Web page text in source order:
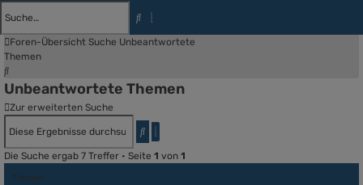
SucheSuche
Foren-Übersicht Suche Unbeantwortete
Themen
Suche
Unbeantwortete Themen
Zur erweiterten Suche
Suche
Erweiterte
Suche
Die Suche ergab 7 Treffer • Seite 1 von 1
Themen